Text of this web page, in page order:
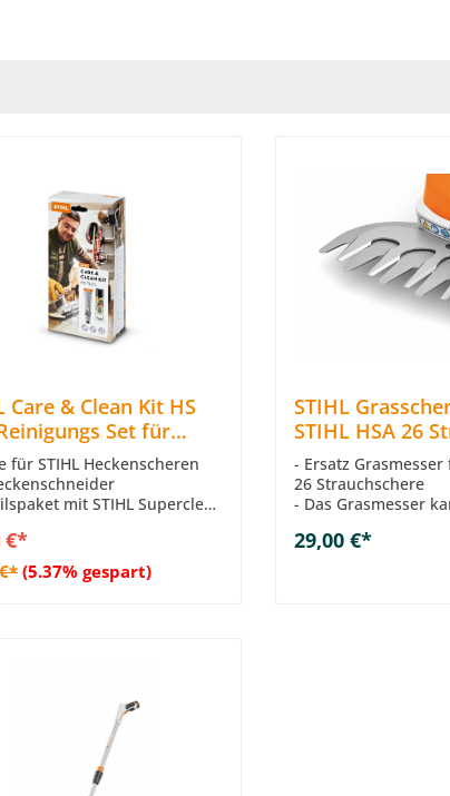
Care & Clean Kit HS
Set für
und
für STIHL Heckenscheren
mit STIHL Superclean
mit Schmierfunktion gegen
Schmutz sowie mit
€*
(5.37% gespart)
In den Warenkorb
STIHL
STIHL HSA 26
Ersatz
- Ersatz Grasmesser
26 Strauchschere
- Das Grasmesser
29,00 €*In den